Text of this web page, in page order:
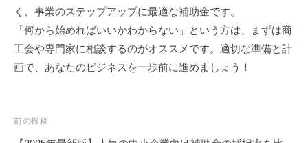
く、事業のステップアップに最適な補助金です。
「何から始めればいいかわからない」という方は、まずは商
工会や専門家に相談するのがオススメです。適切な準備と計
画で、あなたのビジネスを一歩前に進めましょう！
投
前の投稿